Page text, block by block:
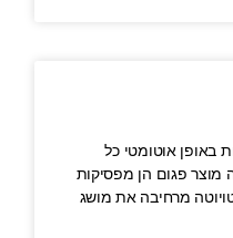
באופן אוטומטי כל
מוצר פגום הן מפסיקות
מרחיבה את מושג